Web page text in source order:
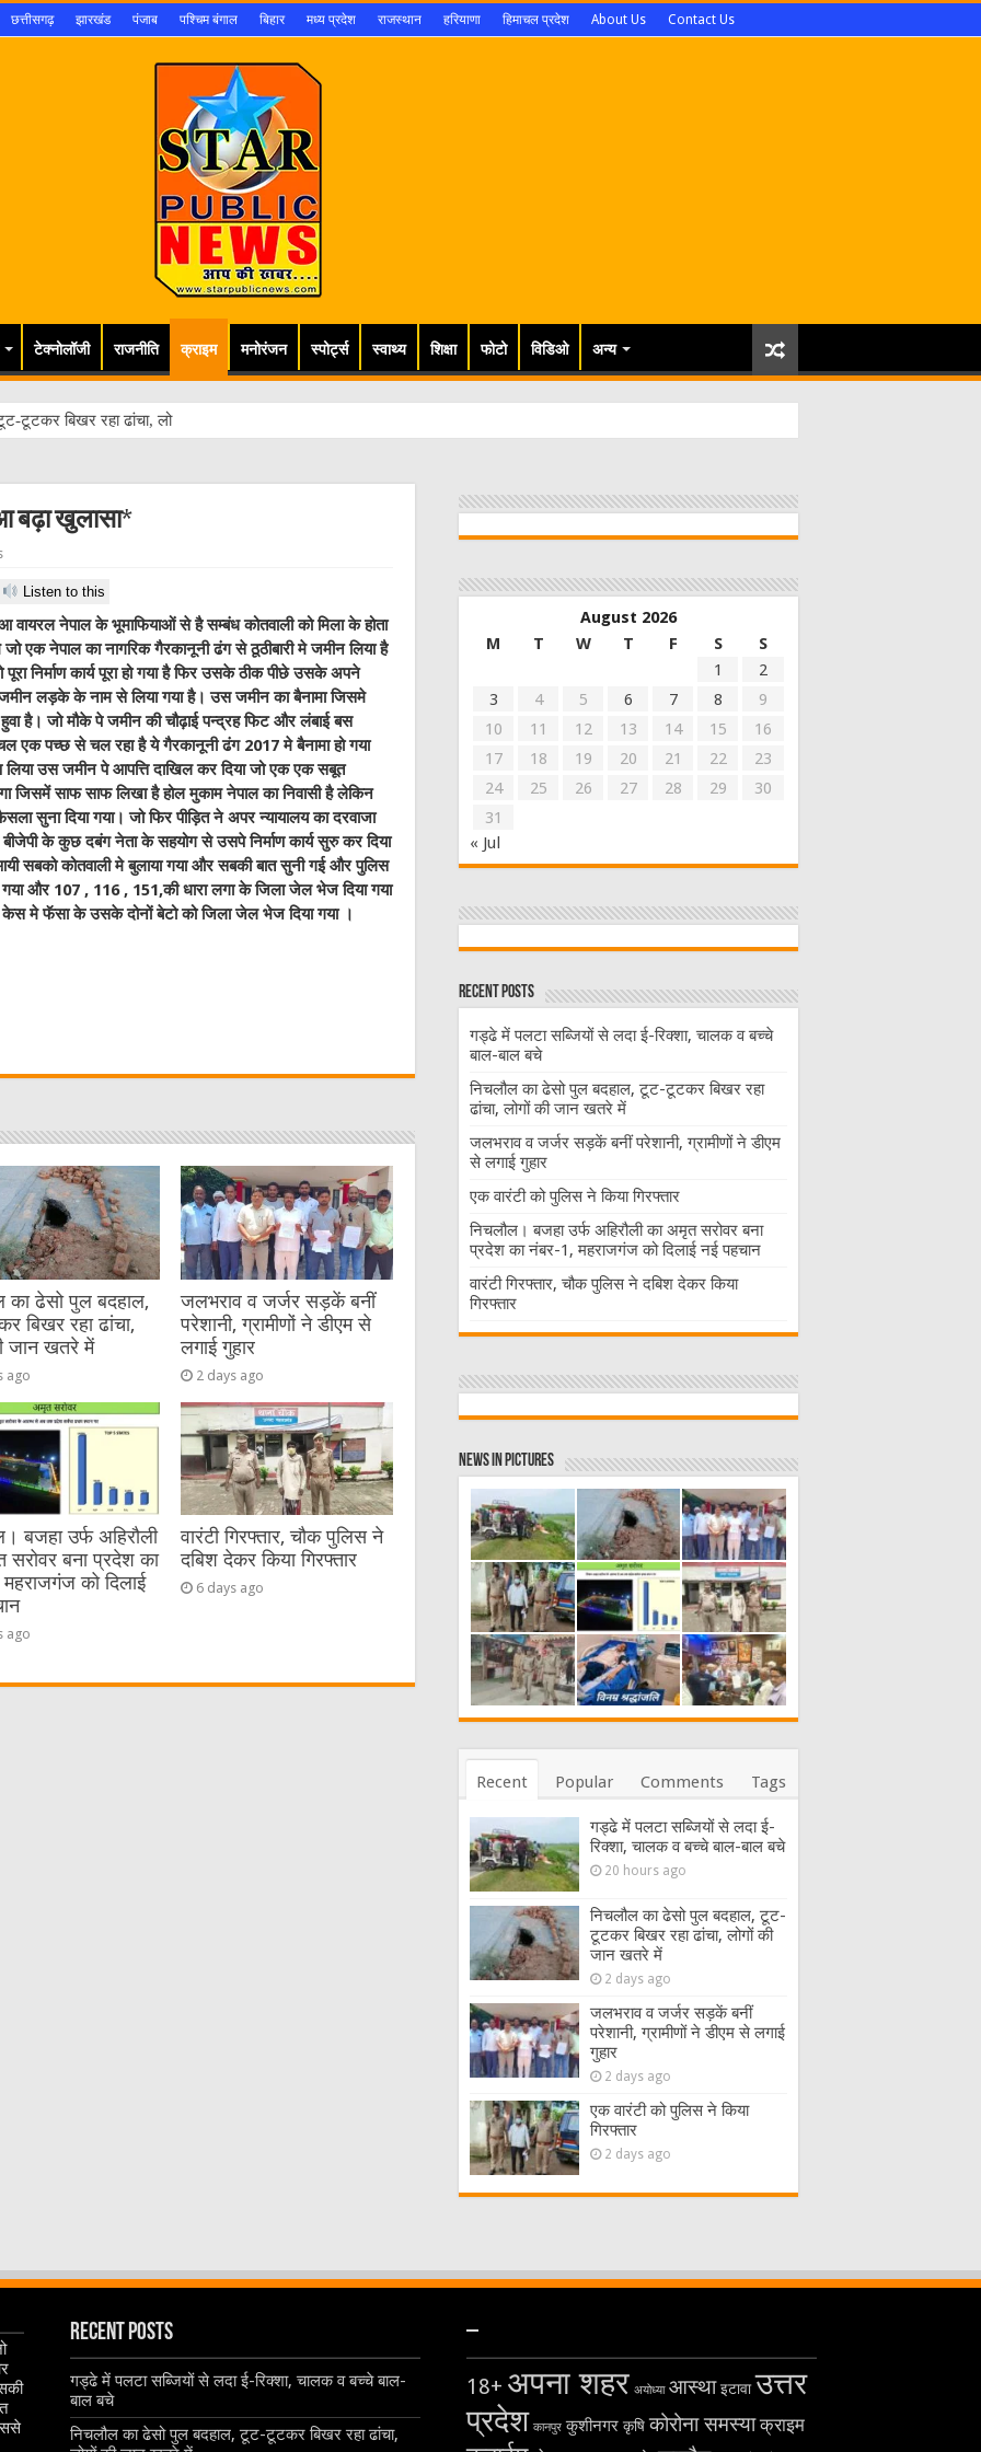
छत्तीसगढ़ झारखंड पंजाब पश्चिम बंगाल बिहार मध्य प्रदेश राजस्थान हरियाणा हिमाचल प्रदेश About Us Contact Us
टेक्नोलॉजी राजनीति क्राइम मनोरंजन स्पोर्ट्स स्वाथ्य शिक्षा फोटो विडिओ अन्य
टूटकर बिखर रहा ढांचा, लोगों की जान खतरे म
बढ़ा खुलासा*
Listen to this
वायरल नेपाल के भूमाफियाओं से है सम्बंध कोतवाली को मिला के होता
एक नेपाल का नागरिक गैरकानूनी ढंग से ठूठीबारी मे जमीन लिया है
निर्माण कार्य पूरा हो गया है फिर उसके ठीक पीछे उसके अपने
लड़के के नाम से लिया गया है। उस जमीन का बैनामा जिसमे
है। जो मौके पे जमीन की चौढ़ाई पन्द्रह फिट और लंबाई बस
एक पच्छ से चल रहा है ये गैरकानूनी ढंग 2017 मे बैनामा हो गया
लिया उस जमीन पे आपत्ति दाखिल कर दिया जो एक एक सबूत
जिसमें साफ साफ लिखा है होल मुकाम नेपाल का निवासी है लेकिन
सुना दिया गया। जो फिर पीड़ित ने अपर न्यायालय का दरवाजा
के कुछ दबंग नेता के सहयोग से उसपे निर्माण कार्य सुरु कर दिया
सबको कोतवाली मे बुलाया गया और सबकी बात सुनी गई और पुलिस
गया और 107 , 116 , 151,की धारा लगा के जिला जेल भेज दिया गया
मे फॅसा के उसके दोनों बेटो को जिला जेल भेज दिया गया ।
का ढेसो पुल बदहाल,
बिखर रहा ढांचा,
जान खतरे में
ago
जलभराव व जर्जर सड़कें बनीं
परेशानी, ग्रामीणों ने डीएम से
लगाई गुहार
2 days ago
बजहा उर्फ अहिरौली
सरोवर बना प्रदेश का
को दिलाई
ago
वारंटी गिरफ्तार, चौक पुलिस ने
दबिश देकर किया गिरफ्तार
6 days ago
August 2026
M
T W T F S
S
1
2
3
4 5 6 7 8
9
10
11 12 13 14 15
16
17
18 19 20 21 22
23
24
25 26 27 28 29
30
31
« Jul
Recent Posts
गड्ढे में पलटा सब्जियों से लदा ई-रिक्शा, चालक व बच्चे
बाल-बाल बचे
निचलौल का ढेसो पुल बदहाल, टूट-टूटकर बिखर रहा
ढांचा, लोगों की जान खतरे में
जलभराव व जर्जर सड़कें बनीं परेशानी, ग्रामीणों ने डीएम
से लगाई गुहार
एक वारंटी को पुलिस ने किया गिरफ्तार
निचलौल। बजहा उर्फ अहिरौली का अमृत सरोवर बना
प्रदेश का नंबर-1, महराजगंज को दिलाई नई पहचान
वारंटी गिरफ्तार, चौक पुलिस ने दबिश देकर किया
गिरफ्तार
News in Pictures
Recent Popular Comments Tags
गड्ढे में पलटा सब्जियों से लदा ई-
रिक्शा, चालक व बच्चे बाल-बाल बचे
20 hours ago
निचलौल का ढेसो पुल बदहाल, टूट-
टूटकर बिखर रहा ढांचा, लोगों की
जान खतरे में
2 days ago
जलभराव व जर्जर सड़कें बनीं
परेशानी, ग्रामीणों ने डीएम से लगाई
गुहार
2 days ago
एक वारंटी को पुलिस ने किया
गिरफ्तार
2 days ago
Recent Posts
गड्ढे में पलटा सब्जियों से लदा ई-रिक्शा, चालक व बच्चे बाल-
बाल बचे
निचलौल का ढेसो पुल बदहाल, टूट-टूटकर बिखर रहा ढांचा,
–
18+ अपना शहर अयोध्या आस्था इटावा उत्तर
प्रदेश कानपुर कुशीनगर कृषि कोरोना समस्या क्राइम